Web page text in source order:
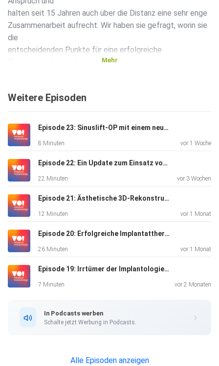
halten seit 15 Jahren auch über die Distanz eine sehr enge
Zusammenarbeit aufrecht. Wir haben sie gefragt, worin sie
die
entscheidenden Punkte für eine erfolgreiche
wichtig? Beide Bereiche müssen hinsichtlich der
Wertschätzung und dem fachlichen Kurs stark ausgeprägt
sein, um dem
Anspruch gerecht zu werden. Die vielleicht wichtigste
Erkenntnis
vorab: Der Zahntechniker ist nicht nur für die Erstellung der
diagnostische Phase
eng eingebunden und unterstützt den Behandler von
profitieren alle Parteien und nicht zuletzt der Patient durch
ein
Versorgung.
Mehr
Weitere Episoden
Episode 23: Sinuslift-OP mit einem neuen chirurgischen Ansatz
8 Minuten vor 1 Woche
Episode 22: Ein Update zum Einsatz von Keramikimplantaten
22 Minuten vor 3 Wochen
Episode 21: Ästhetische 3D-Rekonstruktion mit Hart- und Weichgewebetechniken
12 Minuten vor 1 Monat
Episode 20: Erfolgreiche Implantattherapie im digitalen Workflow – was sind die entscheidenden Faktoren
26 Minuten vor 1 Monat
Episode 19: Irrtümer der Implantologie: Diese halten sich am hartnäckigsten!
7 Minuten vor 2 Monaten
In Podcasts werben
Schalte jetzt Werbung in Podcasts.
Alle Episoden anzeigen